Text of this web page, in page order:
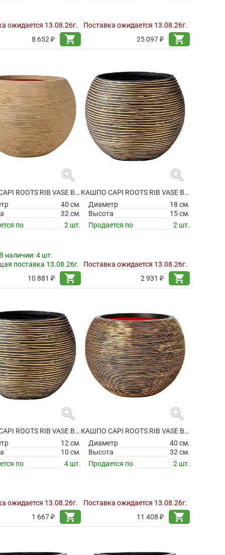
ожидается 13.08.26г.
8 652 ₽
shopping_cart
Поставка ожидается 13.08.26г.
25 097 ₽
shopping_cart
search
КАШПО CAPI ROOTS RIB VASE BALL BEIGE
40 см.
32 см.
по
2 шт.
наличии:4 шт.
поставка 13.08.26г.
10 881 ₽
shopping_cart
search
КАШПО CAPI ROOTS RIB VASE BALL BLACK GOLD
Диаметр
18 см.
Высота
15 см.
Продается по
2 шт.
Поставка ожидается 13.08.26г.
2 931 ₽
shopping_cart
search
КАШПО CAPI ROOTS RIB VASE BALL BLACK GOLD
12 см.
10 см.
по
4 шт.
ожидается 13.08.26г.
1 667 ₽
shopping_cart
search
КАШПО CAPI ROOTS RIB VASE BALL BLACK GOLD
Диаметр
40 см.
Высота
32 см.
Продается по
2 шт.
Поставка ожидается 13.08.26г.
11 408 ₽
shopping_cart